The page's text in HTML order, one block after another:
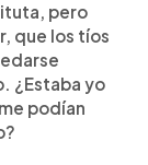
pero
que los tíos
¿Estaba yo
podían